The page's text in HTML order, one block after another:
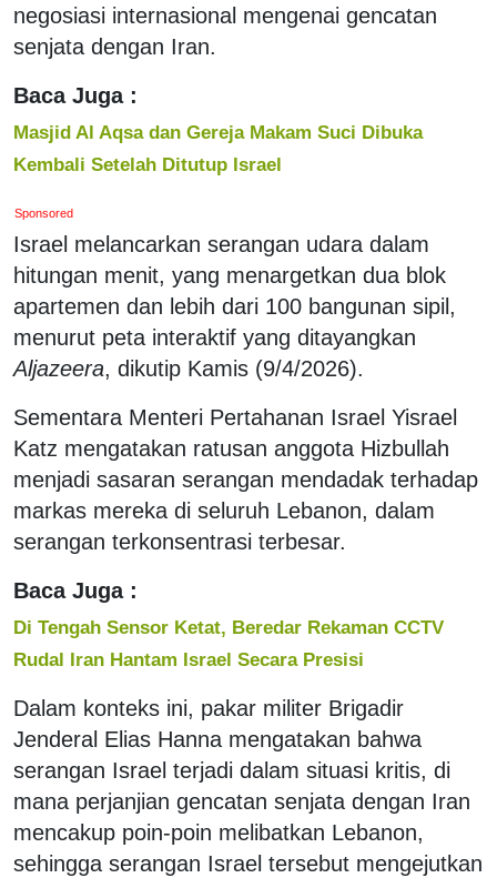
negosiasi internasional mengenai gencatan
senjata dengan Iran.
Baca Juga :
Masjid Al Aqsa dan Gereja Makam Suci Dibuka
Kembali Setelah Ditutup Israel
Sponsored
Israel melancarkan serangan udara dalam
hitungan menit, yang menargetkan dua blok
apartemen dan lebih dari 100 bangunan sipil,
menurut peta interaktif yang ditayangkan
Aljazeera, dikutip Kamis (9/4/2026).
Sementara Menteri Pertahanan Israel Yisrael
Katz mengatakan ratusan anggota Hizbullah
menjadi sasaran serangan mendadak terhadap
markas mereka di seluruh Lebanon, dalam
serangan terkonsentrasi terbesar.
Baca Juga :
Di Tengah Sensor Ketat, Beredar Rekaman CCTV
Rudal Iran Hantam Israel Secara Presisi
Dalam konteks ini, pakar militer Brigadir
Jenderal Elias Hanna mengatakan bahwa
serangan Israel terjadi dalam situasi kritis, di
mana perjanjian gencatan senjata dengan Iran
mencakup poin-poin melibatkan Lebanon,
sehingga serangan Israel tersebut mengejutkan